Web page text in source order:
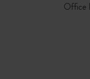
Office